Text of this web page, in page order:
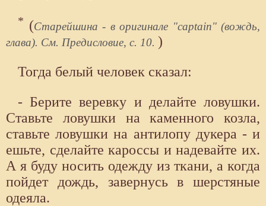
* (Старейшина - в оригинале "captain" (вождь,
глава). См. Предисловие, с. 10. )
Тогда белый человек сказал:
- Берите веревку и делайте ловушки.
Ставьте ловушки на каменного козла,
ставьте ловушки на антилопу дукера - и
ешьте, сделайте кароссы и надевайте их.
А я буду носить одежду из ткани, а когда
пойдет дождь, завернусь в шерстяные
одеяла.